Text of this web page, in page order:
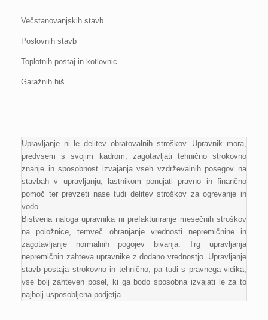
Večstanovanjskih stavb
Poslovnih stavb
Toplotnih postaj in kotlovnic
Garažnih hiš
Upravljanje ni le delitev obratovalnih stroškov. Upravnik mora,
predvsem s svojim kadrom, zagotavljati tehnično strokovno
znanje in sposobnost izvajanja vseh vzdrževalnih posegov na
stavbah v upravljanju, lastnikom ponujati pravno in finančno
pomoč ter prevzeti nase tudi delitev stroškov za ogrevanje in
vodo.
Bistvena naloga upravnika ni prefakturiranje mesečnih stroškov
na položnice, temveč ohranjanje vrednosti nepremičnine in
zagotavljanje normalnih pogojev bivanja. Trg upravljanja
nepremičnin zahteva upravnike z dodano vrednostjo. Upravljanje
stavb postaja strokovno in tehnično, pa tudi s pravnega vidika,
vse bolj zahteven posel, ki ga bodo sposobna izvajati le za to
najbolj usposobljena podjetja.